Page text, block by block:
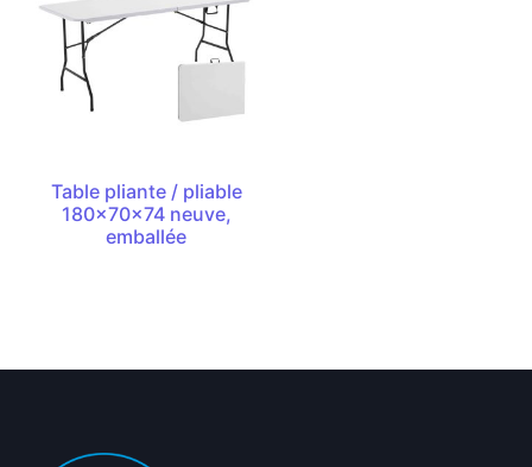
Table pliante / pliable
180x70x74 neuve,
emballée